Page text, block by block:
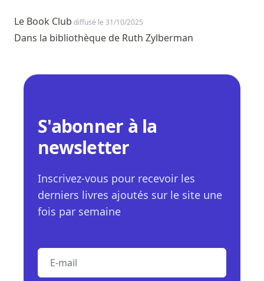
Le Book Club diffusé le 31/10/2025
Dans la bibliothèque de Ruth Zylberman
S'abonner à la
newsletter
Inscrivez-vous pour recevoir les
derniers livres ajoutés sur le site une
fois par semaine
E-mail